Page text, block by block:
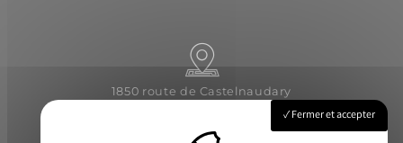
1850 route de Castelnaudary
Fermer et accepter